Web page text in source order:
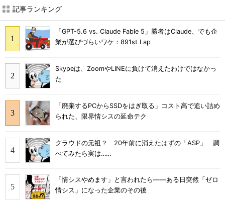
記事ランキング
「GPT-5.6 vs. Claude Fable 5」勝者はClaude、でも企
業が選びづらいワケ：891st Lap
Skypeは、ZoomやLINEに負けて消えたわけではなかっ
た
「廃棄するPCからSSDをはぎ取る」コスト高で追い詰め
られた、限界情シスの延命テク
クラウドの元祖？ 20年前に消えたはずの「ASP」 調
べてみたら実は……
「情シスやめます」と言われたら――ある日突然「ゼロ
情シス」になった企業のその後